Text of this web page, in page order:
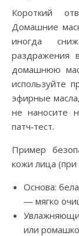
Короткий
Домашние
иногда
раздражения
домашнюю
используйте
эфирные
не наносите
патч‑тест.
Пример
кожи лица (при
Основа:
— мягко
или